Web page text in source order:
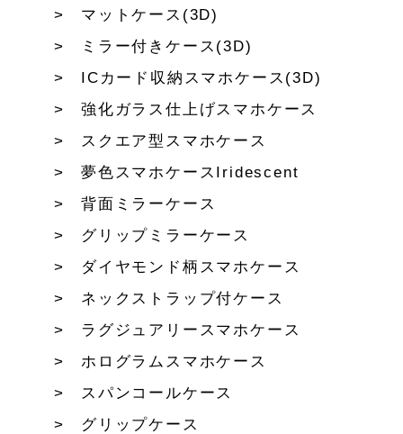
マットケース(3D)
ミラー付きケース(3D)
ICカード収納スマホケース(3D)
強化ガラス仕上げスマホケース
スクエア型スマホケース
夢色スマホケースIridescent
背面ミラーケース
グリップミラーケース
ダイヤモンド柄スマホケース
ネックストラップ付ケース
ラグジュアリースマホケース
ホログラムスマホケース
スパンコールケース
グリップケース